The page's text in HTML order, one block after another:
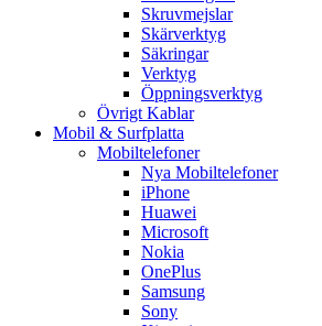
Skruvmejslar
Skärverktyg
Säkringar
Verktyg
Öppningsverktyg
Övrigt Kablar
Mobil & Surfplatta
Mobiltelefoner
Nya Mobiltelefoner
iPhone
Huawei
Microsoft
Nokia
OnePlus
Samsung
Sony